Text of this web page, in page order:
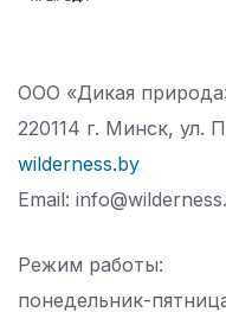
ООО «Дикая
220114 г. Минск, ул.
wilderness.by
Email:
Режим работы:
понедельник-